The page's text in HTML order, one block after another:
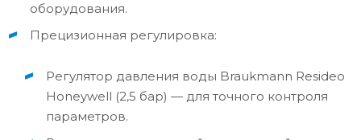
оборудования.
Прецизионная регулировка:
Регулятор давления воды Braukmann Resideo
Honeywell (2,5 бар) — для точного контроля
параметров.